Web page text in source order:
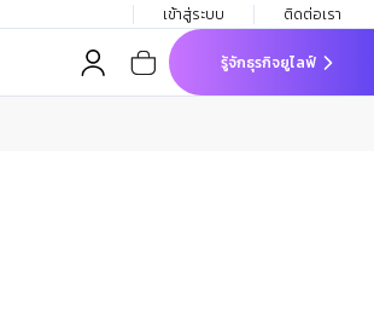
เข้าสู่ระบบ ติดต่อเรา
รู้จักธุรกิจยูไลฟ์